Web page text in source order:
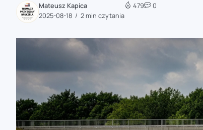
zaobserwuj nas
zaobserwuj nas
Mateusz Kapica
2025-08-18
2 min czytania
479 0